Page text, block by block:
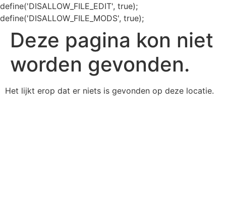
define('DISALLOW_FILE_EDIT', true);
define('DISALLOW_FILE_MODS', true);
Deze pagina kon niet
worden gevonden.
Het lijkt erop dat er niets is gevonden op deze locatie.